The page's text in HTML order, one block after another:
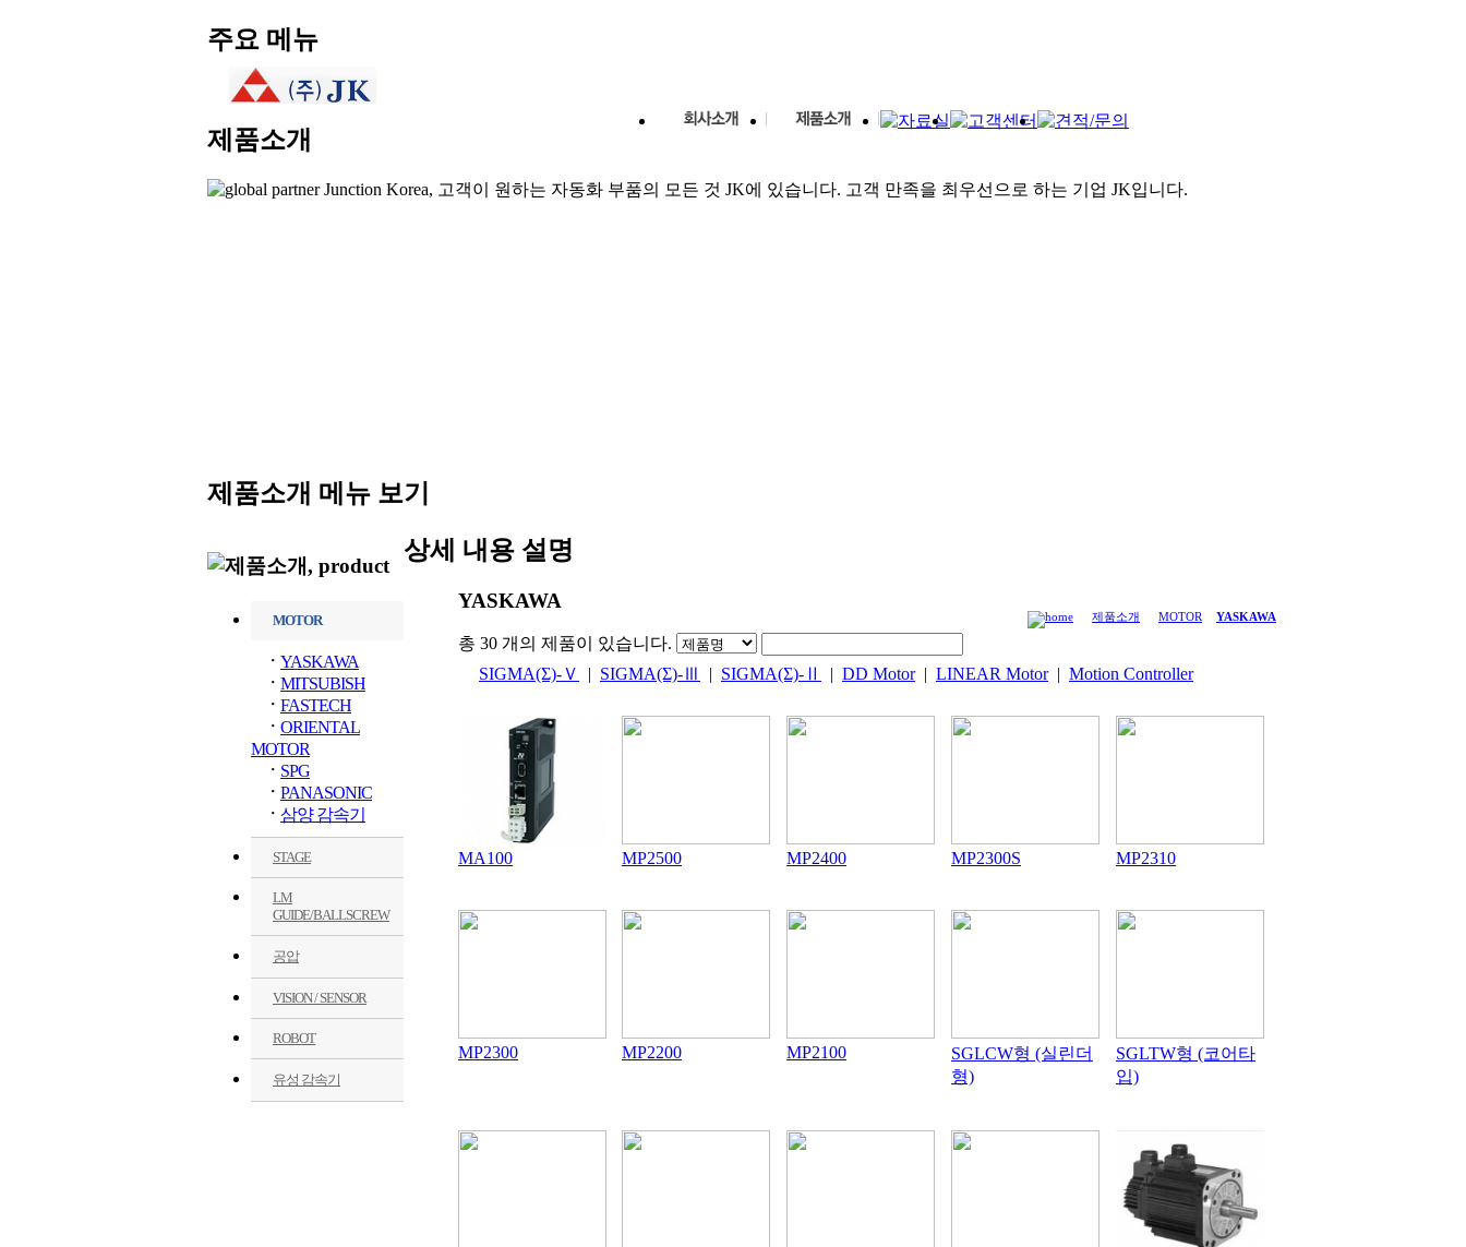
주요 메뉴
제품소개
제품소개 메뉴 보기
MOTOR
ㆍ YASKAWA
ㆍ MITSUBISH
ㆍ FASTECH
ㆍ ORIENTAL
MOTOR
ㆍ SPG
ㆍ PANASONIC
ㆍ 삼양 감속기
STAGE
LM
GUIDE/BALLSCREW
공압
VISION / SENSOR
ROBOT
유성 감속기
상세 내용 설명
YASKAWA
제품소개 MOTOR YASKAWA
총 30 개의 제품이 있습니다.
SIGMA(Σ)-Ｖ
| SIGMA(Σ)-Ⅲ | SIGMA(Σ)-Ⅱ | DD Motor| LINEAR Motor| Motion Controller
MA100 MP2500 MP2400 MP2300S MP2310
MP2300 MP2200 MP2100
SGLCW형 (실린더
형)
SGLTW형 (코어타
입)